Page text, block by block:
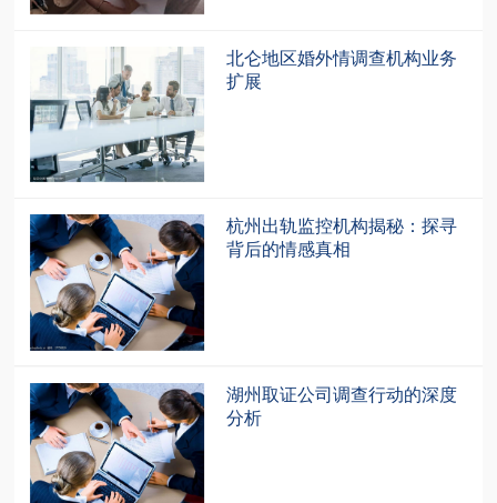
北仑地区婚外情调查机构业务
扩展
杭州出轨监控机构揭秘：探寻
背后的情感真相
湖州取证公司调查行动的深度
分析